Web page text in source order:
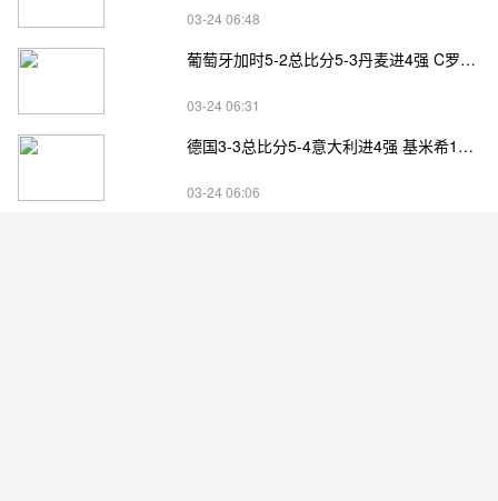
03-24 06:48
葡萄牙加时5-2总比分5-3丹麦进4强 C罗失点+补射破门
03-24 06:31
德国3-3总比分5-4意大利进4强 基米希1射2传小基恩双响
03-24 06:06